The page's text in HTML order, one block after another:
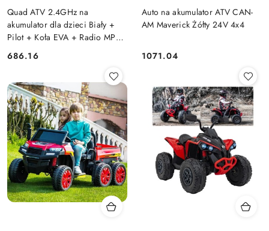
Quad ATV 2.4GHz na
akumulator dla dzieci Biały +
Pilot + Koła EVA + Radio MP3
+ Wolny Start
Cena:
686.16
Auto na akumulator ATV CAN-
AM Maverick Żółty 24V 4x4
Cena:
1071.04